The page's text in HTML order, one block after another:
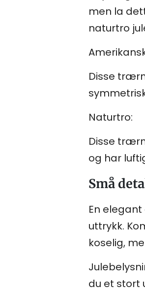
men la
naturtro
Disse
Naturtro:
Disse
og har
Små
En
uttrykk.
koselig,
du et stort